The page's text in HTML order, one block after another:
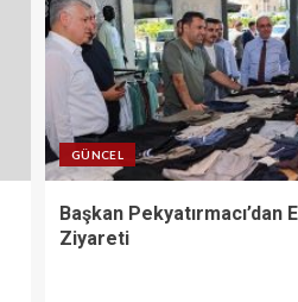
GÜNCEL
Başkan Pekyatırmacı’dan
Ziyareti